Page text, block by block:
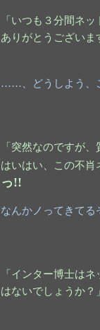
「いつも３分間ネ
ありがとうございま
……、どうしよう、
「突然なのですが、
はいはい、この不肖
っ!!
なんかノってきてる
「インター博士は
はないでしょうか？」